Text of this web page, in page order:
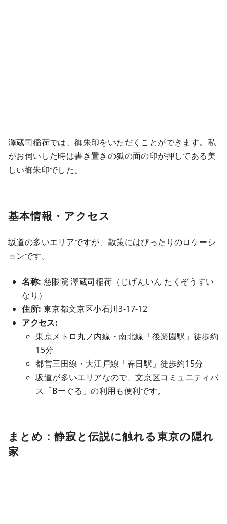
澤蔵司稲荷では、御朱印をいただくことができます。私
がお伺いした時は書き置きの狐の面の印が押してある美
しい御朱印でした。
基本情報・アクセス
坂道の多いエリアですが、散策にはぴったりのロケーシ
ョンです。
名称: 慈眼院 澤蔵司稲荷（じげんいん たくぞうすい
なり）
住所: 東京都文京区小石川3-17-12
アクセス:
東京メトロ丸ノ内線・南北線「後楽園駅」徒歩約
15分
都営三田線・大江戸線「春日駅」徒歩約15分
坂道が多いエリアなので、文京区コミュニティバ
ス「Bーぐる」の利用も便利です。
まとめ：静寂と伝説に触れる東京の隠れ
家